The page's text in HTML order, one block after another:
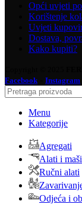
Opći uvjeti
Korištenje
Uvjeti
Dostava,
Kako kupiti?
Facebook
Instagram
Menu
Kategorije
Agregati
Alati i
Ručni alati
Odjeća i